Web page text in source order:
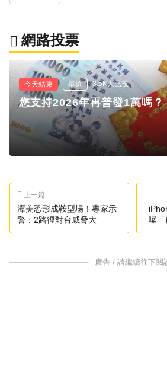
網路投票
今天結束 單選 3.5K人已投
您支持2026年再普發1萬嗎？
上一篇
潭美恐形成鞍型場！專家示
警：2路徑對台威脅大
曝「
廣告 / 請繼續往下閱